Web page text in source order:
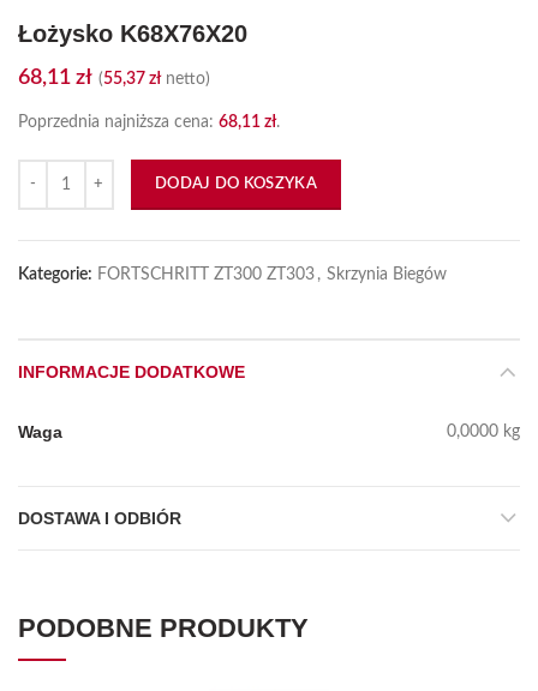
Łożysko K68X76X20
68,11 zł (55,37 złnetto)
Poprzednia najniższa cena: 68,11 zł.
DODAJ DO KOSZYKA
Kategorie: FORTSCHRITT ZT300 ZT303 , Skrzynia Biegów
INFORMACJE DODATKOWE
Waga 0,0000 kg
DOSTAWA I ODBIÓR
PODOBNE PRODUKTY